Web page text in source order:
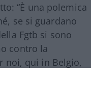
“È una polemica
se si guardano
Fgtb si sono
contro la
noi, qui in Belgio,